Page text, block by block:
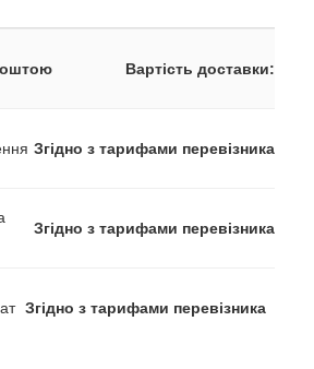
Вартість доставки:
Згідно з тарифами перевізника
Згідно з тарифами перевізника
Згідно з тарифами перевізника